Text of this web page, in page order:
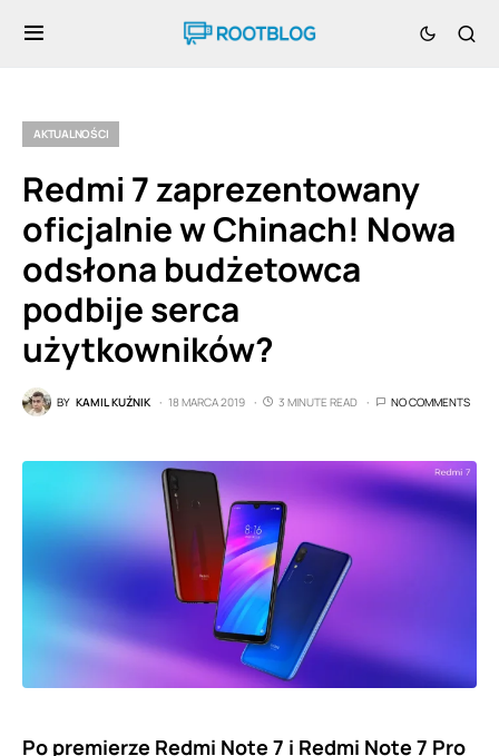
AKTUALNOŚCI
Redmi 7 zaprezentowany
oficjalnie w Chinach! Nowa
odsłona budżetowca
podbije serca
użytkowników?
BY KAMIL KUŹNIK 18 MARCA 2019 3 MINUTE READ NO COMMENTS
Po premierze Redmi Note 7 i Redmi Note 7 Pro